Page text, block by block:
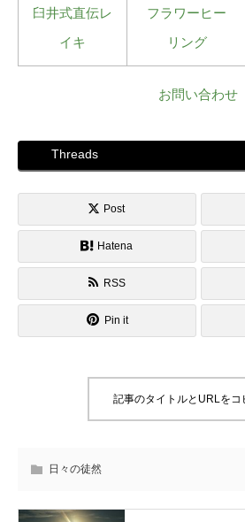
臼井式直伝レ
イキ
フラワーヒー
リング
お問い合わせ
Threads
Post
Hatena
RSS
Pin it
記事のタイトルとURLをコ
日々の徒然